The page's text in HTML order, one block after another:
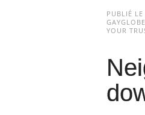
PUBLIÉ
YOUR